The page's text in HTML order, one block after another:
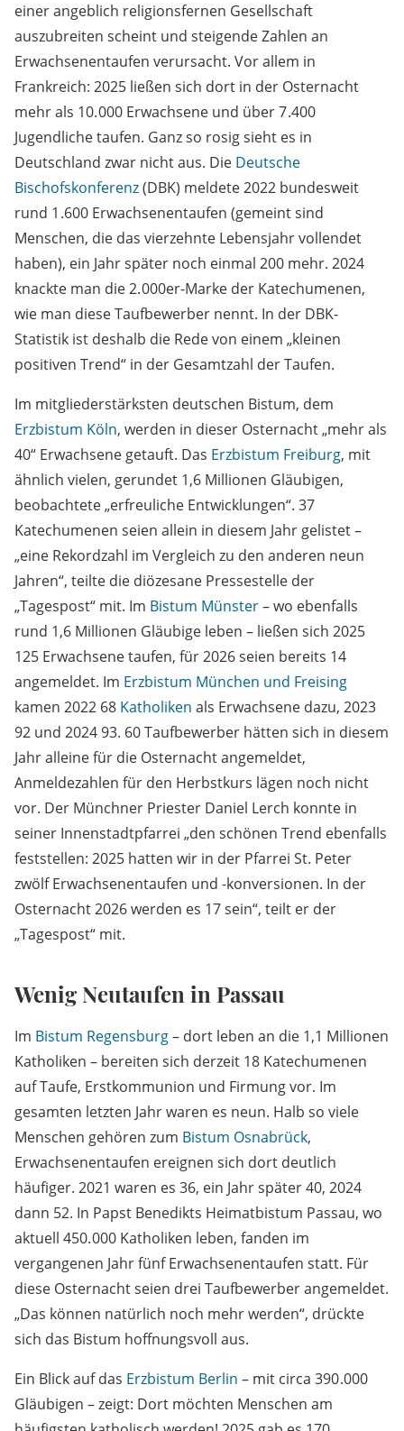
einer angeblich religionsfernen Gesellschaft
auszubreiten scheint und steigende Zahlen an
Erwachsenentaufen verursacht. Vor allem in
Frankreich: 2025 ließen sich dort in der Osternacht
mehr als 10. 000 Erwachsene und über 7 .400
Jugendliche taufen. Ganz so rosig sieht es in
Deutschland zwar nicht aus. Die Deutsche
Bischofskonferenz(DBK) meldete 2022 bundesweit
rund 1 .600 Erwachsenentaufen (gemeint sind
Menschen, die das vierzehnte Lebensjahr vollendet
haben), ein Jahr später noch einmal 200 mehr. 2024
knackte man die 2. 000er-Marke der Katechumenen,
wie man diese Taufbewerber nennt. In der DBK-
Statistik ist deshalb die Rede von einem „kleinen
positiven Trend“ in der Gesamtzahl der Taufen.
Im mitgliederstärksten deutschen Bistum, dem
Erzbistum Köln, werden in dieser Osternacht „mehr als
40“ Erwachsene getauft. Das Erzbistum Freiburg, mit
ähnlich vielen, gerundet 1,6 Millionen Gläubigen,
beobachtete „erfreuliche Entwicklungen“. 37
Katechumenen seien allein in diesem Jahr gelistet –
„eine Rekordzahl im Vergleich zu den anderen neun
Jahren“, teilte die diözesane Pressestelle der
„Tagespost“ mit. Im Bistum Münster– wo ebenfalls
rund 1,6 Millionen Gläubige leben – ließen sich 2025
125 Erwachsene taufen, für 2026 seien bereits 14
angemeldet. Im Erzbistum München und Freising
kamen 2022 68 Katholiken als Erwachsene dazu, 2023
92 und 2024 93. 60 Taufbewerber hätten sich in diesem
Jahr alleine für die Osternacht angemeldet,
Anmeldezahlen für den Herbstkurs lägen noch nicht
vor. Der Münchner Priester Daniel Lerch konnte in
seiner Innenstadtpfarrei „den schönen Trend ebenfalls
feststellen: 2025 hatten wir in der Pfarrei St. Peter
zwölf Erwachsenentaufen und -konversionen. In der
Osternacht 2026 werden es 17 sein“, teilt er der
„Tagespost“ mit.
Wenig Neutaufen in Passau
Im Bistum Regensburg– dort leben an die 1,1 Millionen
Katholiken – bereiten sich derzeit 18 Katechumenen
auf Taufe, Erstkommunion und Firmung vor. Im
gesamten letzten Jahr waren es neun. Halb so viele
Menschen gehören zum Bistum Osnabrück,
Erwachsenentaufen ereignen sich dort deutlich
häufiger. 2021 waren es 36, ein Jahr später 40, 2024
dann 52. In Papst Benedikts Heimatbistum Passau, wo
aktuell 450. 000 Katholiken leben, fanden im
vergangenen Jahr fünf Erwachsenentaufen statt. Für
diese Osternacht seien drei Taufbewerber angemeldet.
„Das können natürlich noch mehr werden“, drückte
sich das Bistum hoffnungsvoll aus.
Ein Blick auf das Erzbistum Berlin – mit circa 390 .000
Gläubigen – zeigt: Dort möchten Menschen am